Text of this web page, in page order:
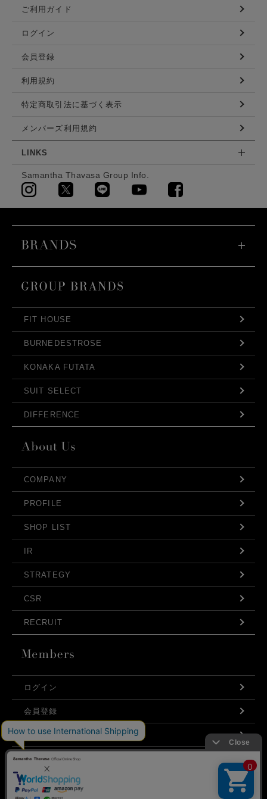
ご利用ガイド
ログイン
会員登録
利用規約
特定商取引法に基づく表示
メンバーズ利用規約
LINKS
Samantha Thavasa Group Info.
FIT HOUSE
BURNEDESTROSE
KONAKA FUTATA
SUIT SELECT
DIFFERENCE
COMPANY
PROFILE
SHOP LIST
IR
STRATEGY
CSR
RECRUIT
ログイン
会員登録
利用規約
お問い合わせ
プライバシーポリシー
弊社はCookieを利用し、Webの利便性向上に努め
ております。「承諾する」をクリックしていただ
くと、お客様に最適な内容を提供することが可能
承諾する